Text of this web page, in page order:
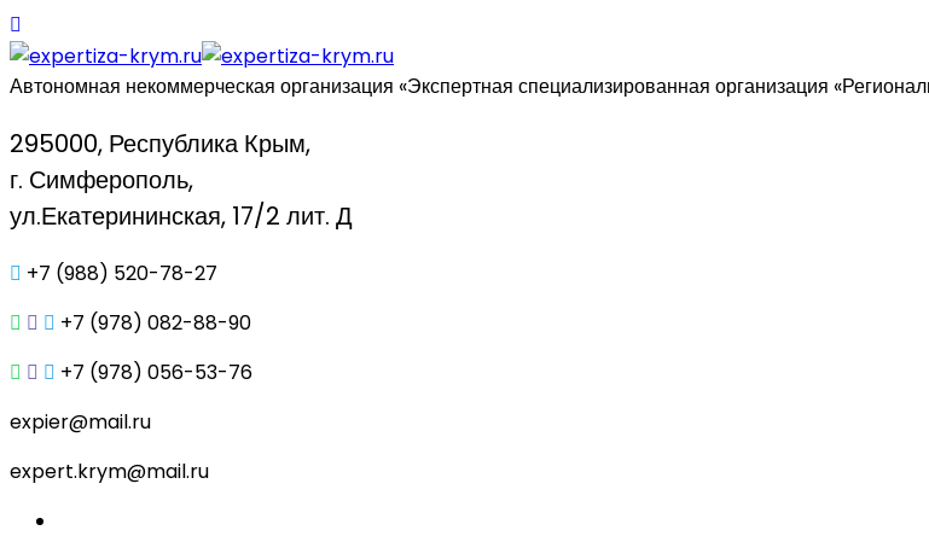
Автономная некоммерческая организация «Экспертная специализированная организация
295000, Республика Крым,
г. Симферополь,
ул.Екатерининская, 17/2 лит. Д
+7 (988) 520-78-27
+7 (978) 082-88-90
+7 (978) 056-53-76
expier@mail.ru
expert.krym@mail.ru